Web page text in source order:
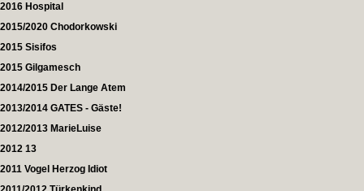
2016 Hospital
2015/2020 Chodorkowski
2015 Sisifos
2015 Gilgamesch
2014/2015 Der Lange Atem
2013/2014 GATES - Gäste!
2012/2013 MarieLuise
2012 13
2011 Vogel Herzog Idiot